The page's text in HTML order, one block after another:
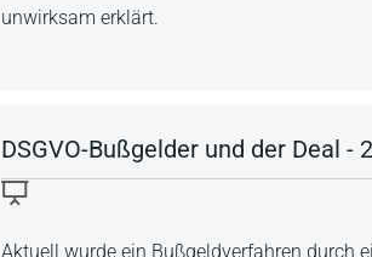
unwirksam erklärt.
DSGVO-Bußgelder und der Deal -
Aktuell wurde ein Bußgeldverfahren durch